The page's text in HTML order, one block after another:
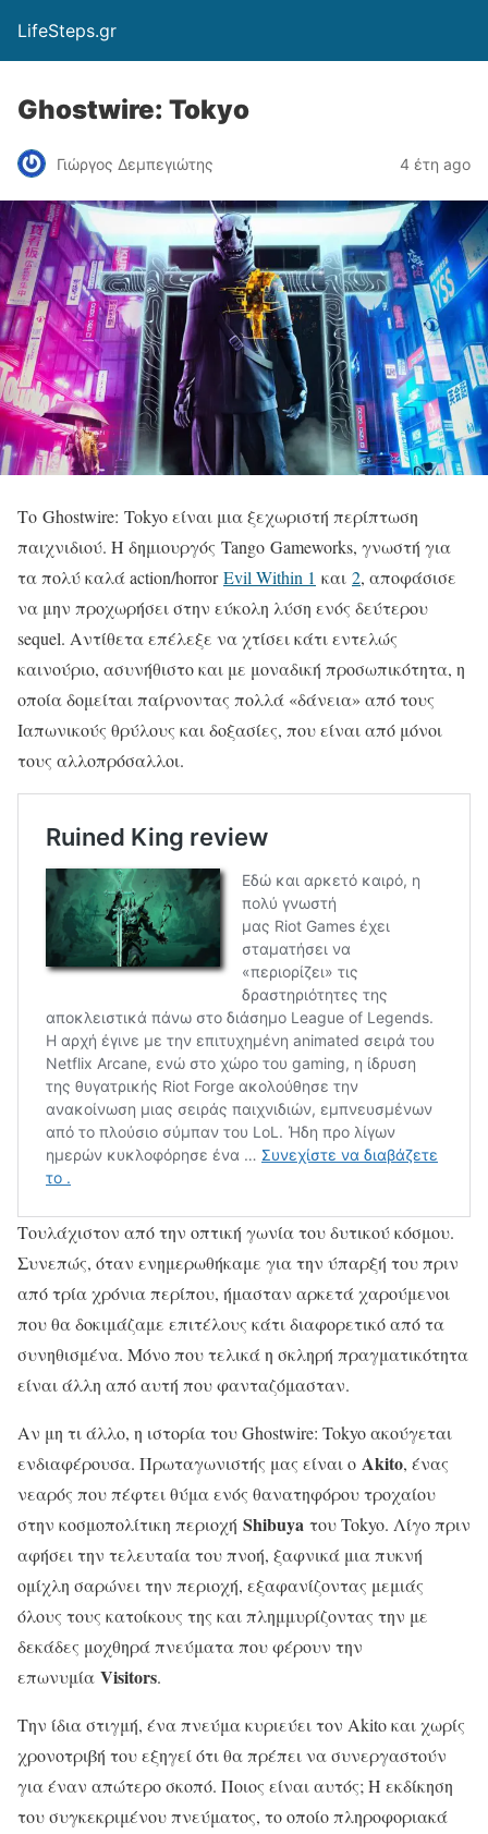
LifeSteps.gr
Ghostwire: Tokyo
Γιώργος Δεμπεγιώτης 4 έτη ago
Το Ghostwire: Tokyo είναι μια ξεχωριστή περίπτωση
παιχνιδιού. Η δημιουργός Tango Gameworks, γνωστή για
τα πολύ καλά action/horrorEvil Within 1 και 2, αποφάσισε
να μην προχωρήσει στην εύκολη λύση ενός δεύτερου
sequel. Αντίθετα επέλεξε να χτίσει κάτι εντελώς
καινούριο, ασυνήθιστο και με μοναδική προσωπικότητα, η
οποία δομείται παίρνοντας πολλά «δάνεια» από τους
Ιαπωνικούς θρύλους και δοξασίες, που είναι από μόνοι
τους αλλοπρόσαλλοι.
Τουλάχιστον από την οπτική γωνία του δυτικού κόσμου.
Συνεπώς, όταν ενημερωθήκαμε για την ύπαρξή του πριν
από τρία χρόνια περίπου, ήμασταν αρκετά χαρούμενοι
που θα δοκιμάζαμε επιτέλους κάτι διαφορετικό από τα
συνηθισμένα. Μόνο που τελικά η σκληρή πραγματικότητα
είναι άλλη από αυτή που φανταζόμασταν.
Αν μη τι άλλο, η ιστορία του Ghostwire: Tokyo ακούγεται
ενδιαφέρουσα. Πρωταγωνιστής μας είναι ο Akito, ένας
νεαρός που πέφτει θύμα ενός θανατηφόρου τροχαίου
στην κοσμοπολίτικη περιοχή Shibuya του Tokyo. Λίγο πριν
αφήσει την τελευταία του πνοή, ξαφνικά μια πυκνή
ομίχλη σαρώνει την περιοχή, εξαφανίζοντας μεμιάς
όλους τους κατοίκους της και πλημμυρίζοντας την με
δεκάδες μοχθηρά πνεύματα που φέρουν την
επωνυμία Visitors.
Την ίδια στιγμή, ένα πνεύμα κυριεύει τον Akito και χωρίς
χρονοτριβή του εξηγεί ότι θα πρέπει να συνεργαστούν
για έναν απώτερο σκοπό. Ποιος είναι αυτός; Η εκδίκηση
του συγκεκριμένου πνεύματος, το οποίο πληροφοριακά